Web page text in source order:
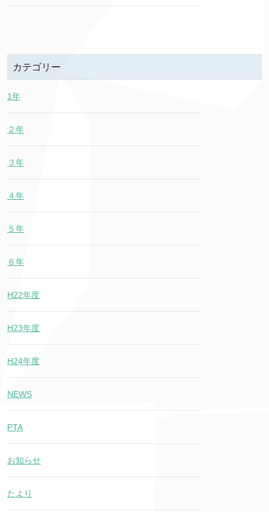
カテゴリー
1年
２年
３年
４年
５年
６年
H22年度
H23年度
H24年度
NEWS
PTA
お知らせ
たより